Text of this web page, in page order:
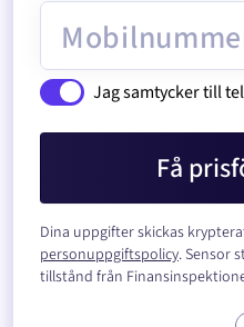
Jag samtycker till
Få
Dina uppgifter skickas
personuppgiftspolicy. Sensor
tillstånd från